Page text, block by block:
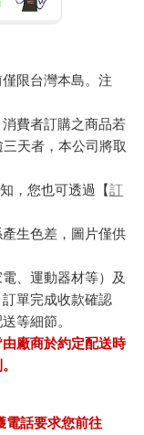
限台灣本島。注
費者訂購之商品若
天者，本公司將取
，您也可透過【訂
生色差，圖片僅供
、運動器材等）及
單完成收款確認
等細節。
廠商於約定配送時
電話要求您前往